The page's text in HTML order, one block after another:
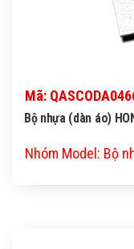
Mã:
Bộ nhựa (dàn áo)
Nhóm Model: Bộ